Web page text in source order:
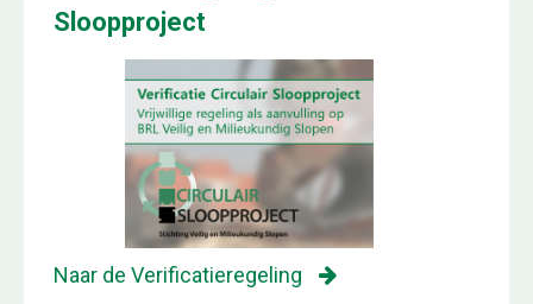
Sloopproject
Naar de Verificatieregeling